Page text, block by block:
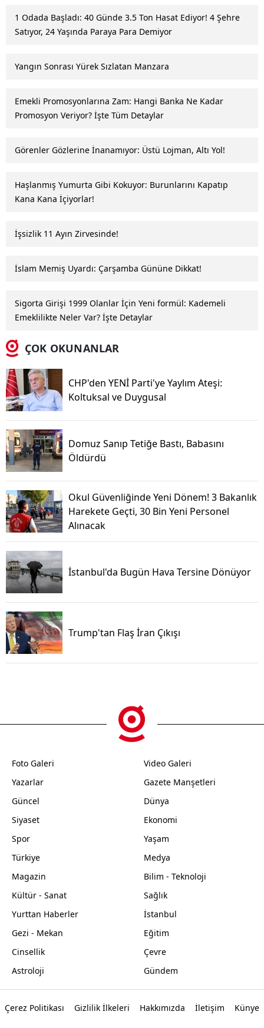
1 Odada Başladı: 40 Günde 3.5 Ton Hasat Ediyor! 4 Şehre
Satıyor, 24 Yaşında Paraya Para Demiyor
Yangın Sonrası Yürek Sızlatan Manzara
Emekli Promosyonlarına Zam: Hangi Banka Ne Kadar
Promosyon Veriyor? İşte Tüm Detaylar
Görenler Gözlerine İnanamıyor: Üstü Lojman, Altı Yol!
Haşlanmış Yumurta Gibi Kokuyor: Burunlarını Kapatıp
Kana Kana İçiyorlar!
İşsizlik 11 Ayın Zirvesinde!
İslam Memiş Uyardı: Çarşamba Gününe Dikkat!
Sigorta Girişi 1999 Olanlar İçin Yeni formül: Kademeli
Emeklilikte Neler Var? İşte Detaylar
ÇOK OKUNANLAR
CHP'den YENİ Parti'ye Yaylım Ateşi:
Koltuksal ve Duygusal
Domuz Sanıp Tetiğe Bastı, Babasını
Öldürdü
Okul Güvenliğinde Yeni Dönem! 3 Bakanlık
Harekete Geçti, 30 Bin Yeni Personel
Alınacak
İstanbul'da Bugün Hava Tersine Dönüyor
Trump'tan Flaş İran Çıkışı
Foto Galeri
Video Galeri
Yazarlar
Gazete Manşetleri
Güncel
Dünya
Siyaset
Ekonomi
Spor
Yaşam
Türkiye
Medya
Magazin
Bilim - Teknoloji
Kültür - Sanat
Sağlık
Yurttan Haberler
İstanbul
Gezi - Mekan
Eğitim
Cinsellik
Çevre
Astroloji
Gündem
Çerez Politikası Gizlilik İlkeleri Hakkımızda İletişim Künye